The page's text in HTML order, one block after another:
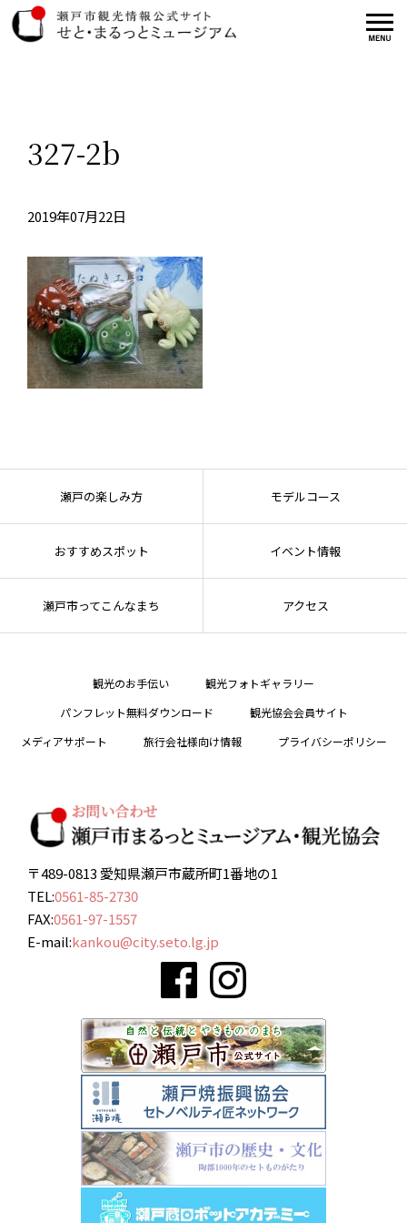
327-2b
2019年07月22日
瀬戸の楽しみ方 モデルコース
おすすめスポット イベント情報
瀬戸市ってこんなまち アクセス
観光のお手伝い
観光フォトギャラリー
パンフレット無料ダウンロード
観光協会会員サイト
メディアサポート
旅行会社様向け情報 プライバシーポリシー
〒489-0813 愛知県瀬戸市蔵所町1番地の1
TEL:0561-85-2730
FAX:0561-97-1557
E-mail:kankou@city.seto.lg.jp